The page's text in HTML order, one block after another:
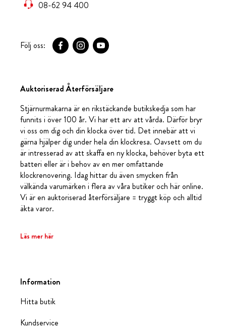
08-62 94 400
Följ oss:
Auktoriserad Återförsäljare
Stjärnurmakarna är en rikstäckande butikskedja som har
funnits i över 100 år. Vi har ett arv att vårda. Därför bryr
vi oss om dig och din klocka över tid. Det innebär att vi
gärna hjälper dig under hela din klockresa. Oavsett om du
är intresserad av att skaffa en ny klocka, behöver byta ett
batteri eller är i behov av en mer omfattande
klockrenovering. Idag hittar du även smycken från
välkända varumärken i flera av våra butiker och här online.
Vi är en auktoriserad återförsäljare = tryggt köp och alltid
äkta varor.
Läs mer här
Information
Hitta butik
Kundservice